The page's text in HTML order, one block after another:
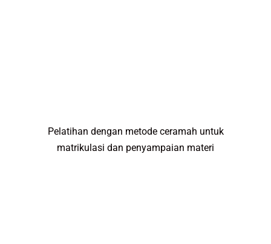
Pelatihan dengan metode ceramah untuk
matrikulasi dan penyampaian materi